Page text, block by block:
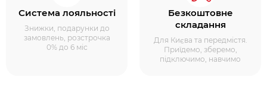
Система лояльності
Знижки, подарунки до
замовлень, розстрочка
0% до 6 міс
Безкоштовне
складання
Для Києва та передмістя.
Приїдемо, зберемо,
підключимо, навчимо